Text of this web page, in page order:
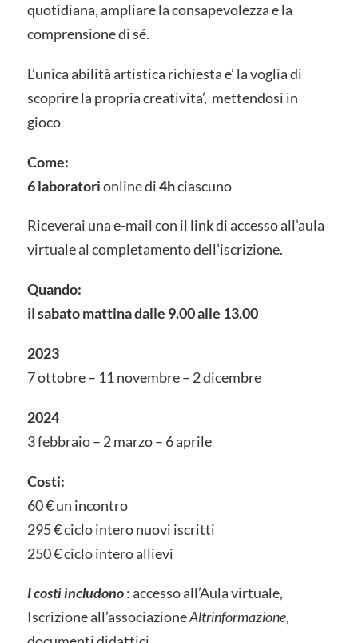
quotidiana, ampliare la consapevolezza e la
comprensione di sé.
L’unica abilità artistica richiesta e’ la voglia di
scoprire la propria creativita’, mettendosi in
gioco
Come:
6 laboratorionlinedi4hciascuno
Riceverai una e-mail con il link di accesso all’aula
virtuale al completamento dell’iscrizione.
Quando:
il sabato mattina dalle 9.00 alle 13.00
2023
7 ottobre – 11 novembre – 2 dicembre
2024
3 febbraio – 2 marzo – 6 aprile
Costi:
60 € un incontro
295 € ciclo intero nuovi iscritti
250 € ciclo intero allievi
I costi includono: accesso all’Aula virtuale,
Iscrizione all’associazioneAltrinformazione,